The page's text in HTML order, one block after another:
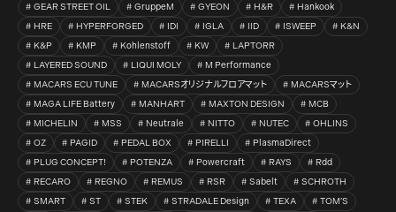
GEAR STREET OIL
GruppeM GYEON H&R
Hankook
HRE
HYPERFORGED IDI IGLA IID ISWEEP
K&N
K&P
KMP Kohlenstoff KW
LAPTORR
LAYERED SOUND
LIQUI MOLY
M Performance
MACARS ECU TUNE
MACARSオリジナルフロアマット
MACARSマット
MAGA LIFE Battery
MANHART MAXTON DESIGN
MCB
MICHELIN
MSS Neutrale NITTO NUTEC
OHLINS
OZ
PAGID PEDAL BOX PIRELLI
PlasmaDirect
PLUG CONCEPT!
POTENZA Powercraft RAYS
Rdd
RECARO
REGNO REMUS RSR Sabelt
SCHROTH
SMART
ST STEK STRADALE Design TEXA
TOM’S